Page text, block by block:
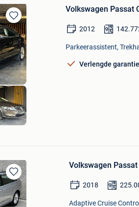
Bewaren
in
Mijn
Favorieten
Volkswagen Passat
2012
Parkeerassistent,
Verlengde garantie
Bewaren
in
Mijn
Volkswagen
2018
Adaptive Cruise